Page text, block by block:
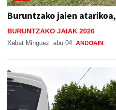
Buruntzako jaien
BURUNTZAKO JAIAK 2026
Xabat Minguez abu 04 ANDOAIN